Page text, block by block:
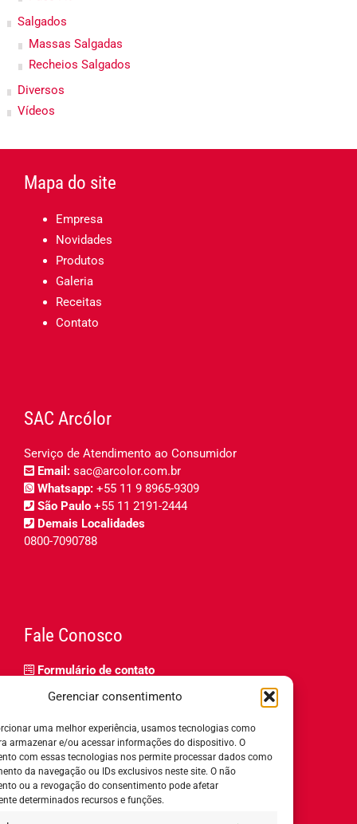
Gerenciar consentimento
uma melhor experiência, usamos tecnologias como
armazenar e/ou acessar informações do dispositivo. O
com essas tecnologias nos permite processar dados como
da navegação ou IDs exclusivos neste site. O não
ou a revogação do consentimento pode afetar
determinados recursos e funções.
Salgados
Massas Salgadas
Recheios Salgados
Diversos
Vídeos
Mapa do site
Empresa
Novidades
Produtos
Galeria
Receitas
Contato
SAC Arcólor
Serviço de Atendimento ao Consumidor
Email: sac@arcolor.com.br
Whatsapp: +55 11 9 8965-9309
São Paulo +55 11 2191-2444
Demais Localidades
0800-7090788
Fale Conosco
Formulário de contato
Relatório de igualdade salarial
Horário de Atendimento: